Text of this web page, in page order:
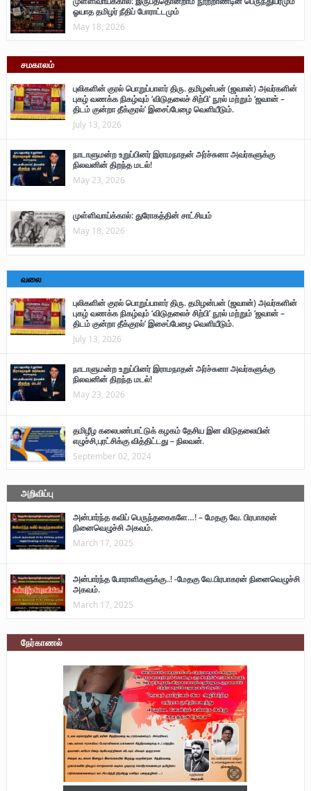
ஓயாத தமிழர் நீதிப் போராட்டமும்
May 18, 2026
சமகாலம்
புலிகளின் குரல் பொறுப்பாளர் திரு. தமிழன்பன் (ஜவான்) அவர்களின்
புகழ் வணக்க நிகழ்வும் ‘விடுதலைச் சிற்பி’ நூல் மற்றும் ‘ஜவான் –
திடம் குன்றா தீக்குரல்’ இசைப்பேழை வெளியீடும்.
July 13, 2026
நாடாளுமன்ற உறுப்பினர் இராமநாதன் அர்ச்சுனா அவர்களுக்கு
நிலவனின் திறந்த மடல்!
May 23, 2026
முள்ளிவாய்க்கால்: துரோகத்தின் சாட்சியம்
May 18, 2026
வலை
புலிகளின் குரல் பொறுப்பாளர் திரு. தமிழன்பன் (ஜவான்) அவர்களின்
புகழ் வணக்க நிகழ்வும் ‘விடுதலைச் சிற்பி’ நூல் மற்றும் ‘ஜவான் –
திடம் குன்றா தீக்குரல்’ இசைப்பேழை வெளியீடும்.
July 13, 2026
நாடாளுமன்ற உறுப்பினர் இராமநாதன் அர்ச்சுனா அவர்களுக்கு
நிலவனின் திறந்த மடல்!
May 23, 2026
தமிழீழ கலைபண்பாட்டுக் கழகம் தேசிய இன விடுதலையின்
எழுச்சி,புரட்சிக்கு வித்திட்டது – நிலவன்.
September 02, 2024
அறிவிப்பு
அன்பார்ந்த கவிப் பெருந்தகைகளே…! – மேதகு வே. பிரபாகரன்
நினைவெழுச்சி அகவம்.
March 17, 2025
அன்பார்ந்த போராளிகளுக்கு..! -மேதகு வே.பிரபாகரன் நினைவெழுச்சி
அகவம்.
March 17, 2025
நேர்காணல்